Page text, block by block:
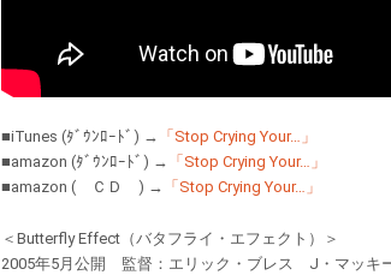
■iTunes (ﾀﾞｳﾝﾛｰﾄﾞ) → 「Stop Crying Your…」
■amazon (ﾀﾞｳﾝﾛｰﾄﾞ) → 「Stop Crying Your…」
■amazon ( ＣＤ ) → 「Stop Crying Your…」
＜Butterfly Effect（バタフライ・エフェクト）＞
2005年5月公開 監督：エリック・ブレス J・マッキ